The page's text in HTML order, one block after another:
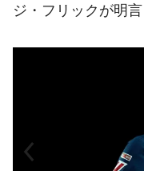
ジ・フリックが明言